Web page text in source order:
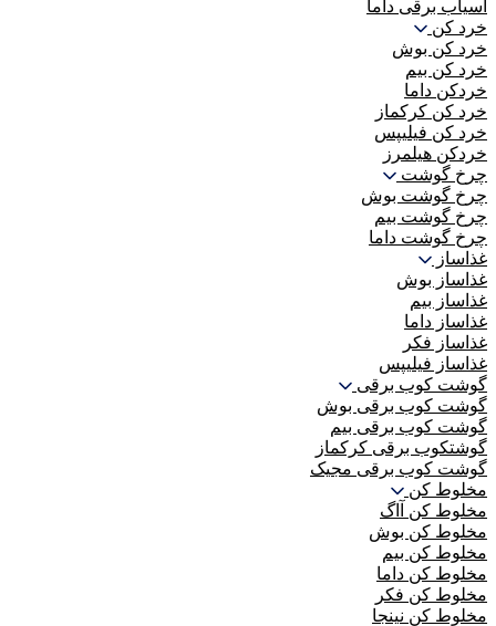
آسیاب برقی داما
خرد کن
خرد کن بوش
خرد کن بیم
خردکن داما
خرد کن کرکماز
خرد کن فیلیپس
خردکن هیلمرز
چرخ گوشت
چرخ گوشت بوش
چرخ گوشت بیم
چرخ گوشت داما
غذاساز
غذاساز بوش
غذاساز بیم
غذاساز داما
غذاساز فکر
غذاساز فیلیپس
گوشت کوب برقی
گوشت کوب برقی بوش
گوشت کوب برقی بیم
گوشتکوب برقی کرکماز
گوشت کوب برقی مجیک
مخلوط کن
مخلوط کن آاگ
مخلوط کن بوش
مخلوط کن بیم
مخلوط کن داما
مخلوط کن فکر
مخلوط کن نینجا